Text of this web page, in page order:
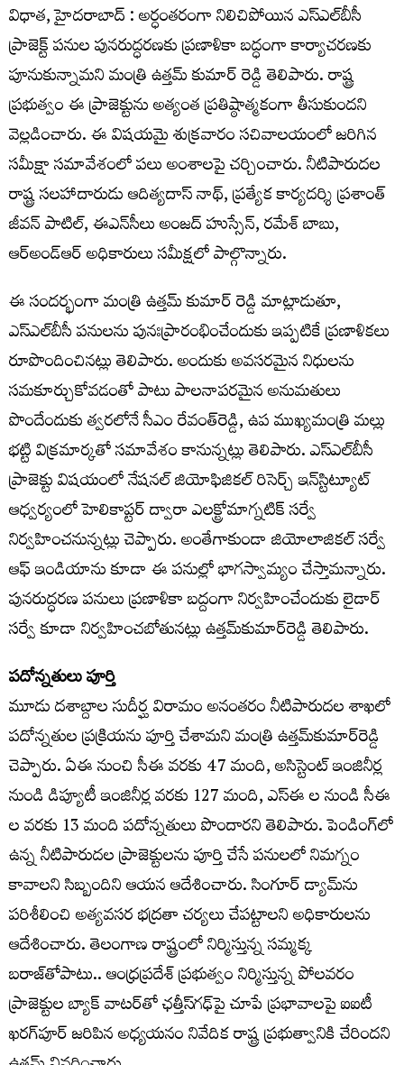
విధాత, హైదరాబాద్ : అర్ధంతరంగా నిలిచిపోయిన ఎస్‌ఎల్‌బీసీ
ప్రాజెక్ట్ పనుల పునరుద్ధరణకు ప్రణాళికా బద్ధంగా కార్యాచరణకు
పూనుకున్నామని మంత్రి ఉత్తమ్ కుమార్ రెడ్డి తెలిపారు. రాష్ట్ర
ప్రభుత్వం ఈ ప్రాజెక్టును అత్యంత ప్రతిష్ఠాత్మకంగా తీసుకుందని
వెల్లడించారు. ఈ విషయమై శుక్రవారం సచివాలయంలో జరిగిన
సమీక్షా సమావేశంలో పలు అంశాలపై చర్చించారు. నీటిపారుదల
రాష్ట్ర సలహాదారుడు ఆదిత్యదాస్ నాథ్‌, ప్రత్యేక కార్యదర్శి ప్రశాంత్
జీవన్ పాటిల్, ఈఎన్‌సీలు అంజద్ హుస్సేన్, రమేశ్ బాబు,
ఆర్అండ్ఆర్ అధికారులు సమీక్ష‌లో పాల్గొన్నారు.
ఈ సందర్భంగా మంత్రి ఉత్తమ్ కుమార్ రెడ్డి మాట్లాడుతూ,
ఎస్‌ఎల్‌బీసీ పనులను పునఃప్రారంభించేందుకు ఇప్పటికే ప్రణాళికలు
రూపొందించినట్లు తెలిపారు. అందుకు అవసరమైన నిధులను
సమకూర్చుకోవడంతో పాటు పాలనాపరమైన అనుమతులు
పొందేందుకు త్వరలోనే సీఎం రేవంత్‌రెడ్డి, ఉప ముఖ్యమంత్రి మల్లు
భట్టి విక్రమార్కతో సమావేశం కానున్నట్లు తెలిపారు. ఎస్‌ఎల్‌బీసీ
ప్రాజెక్టు విషయంలో నేషనల్ జియోఫిజికల్ రిసెర్చ్ ఇన్‌స్టిట్యూట్‌
ఆధ్వర్యంలో హెలికాప్టర్ ద్వారా ఎలక్ట్రోమాగ్నటిక్ సర్వే
నిర్వహించనున్నట్లు చెప్పారు. అంతేగాకుండా జియోలాజికల్ సర్వే
ఆఫ్ ఇండియాను కూడా ఈ పనుల్లో భాగస్వామ్యం చేస్తామన్నారు.
పునరుద్ధరణ పనులు ప్రణాళికా బద్దంగా నిర్వహించేందుకు లైడార్
సర్వే కూడా నిర్వహించబోతునట్లు ఉత్తమ్‌కుమార్‌రెడ్డి తెలిపారు.
పదోన్నతులు పూర్తి
మూడు దశాబ్దాల సుదీర్ఘ విరామం అనంతరం నీటిపారుదల శాఖలో
పదోన్నతుల ప్రక్రియను పూర్తి చేశామని మంత్రి ఉత్తమ్‌కుమార్‌రెడ్డి
చెప్పారు. ఏఈ నుంచి సీఈ వరకు 47 మంది, అసిస్టెంట్ ఇంజినీర్ల
నుండి డిప్యూటీ ఇంజినీర్ల వరకు 127 మంది, ఎస్ఈ ల నుండి సీఈ
ల వరకు 13 మంది పదోన్నతులు పొందారని తెలిపారు. పెండింగ్‌లో
ఉన్న నీటిపారుదల ప్రాజెక్టులను పూర్తి చేసే పనులలో నిమగ్నం
కావాలని సిబ్బందిని ఆయన ఆదేశించారు. సింగూర్ డ్యామ్‌ను
పరిశీలించి అత్యవసర భద్రతా చర్యలు చేపట్టాలని అధికారులను
ఆదేశించారు. తెలంగాణ రాష్ట్రంలో నిర్మిస్తున్న సమ్మక్క
బరాజ్‌తోపాటు.. ఆంధ్రప్రదేశ్‌ ప్రభుత్వం నిర్మిస్తున్న పోలవరం
ప్రాజెక్టుల బ్యాక్ వాటర్‌తో ఛత్తీస్‌గఢ్‌పై చూపే ప్రభావాలపై ఐఐటీ
ఖరగ్‌పూర్‌ జరిపిన అధ్యయనం నివేదిక రాష్ట్ర ప్రభుత్వానికి చేరిందని